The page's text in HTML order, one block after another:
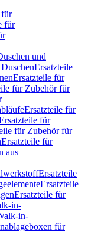
für
für
und
Ersatzteile
Ersatzteile für
für Zubehör für
Ersatzteile für
für
für Zubehör für
Ersatzteile für
aus
Ersatzteile
Ersatzteile
Ersatzteile für
in-
in-
für